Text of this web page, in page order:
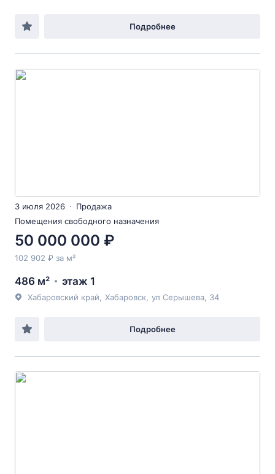
Подробнее
3 июля 2026
Продажа
Помещения свободного назначения
50 000 000 ₽
102 902 ₽ за м²
486 м² этаж 1
Хабаровский край Хабаровск ул Серышева , 34
Подробнее